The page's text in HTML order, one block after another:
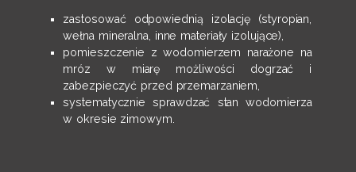
zastosować odpowiednią izolację (styropian,
wełna mineralna, inne materiały izolujące),
pomieszczenie z wodomierzem narażone na
mróz w miarę możliwości dogrzać i
zabezpieczyć przed przemarzaniem,
systematycznie sprawdzać stan wodomierza
w okresie zimowym.